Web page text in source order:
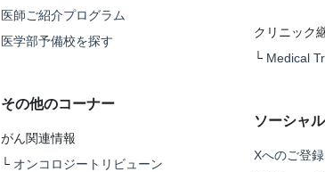
医師ご紹介プログラム
医学部予備校を探す
その他のコーナー
がん関連情報
└ オンコロジートリビューン
クリニック
└ Medical
ソーシャ
Xへのご登録